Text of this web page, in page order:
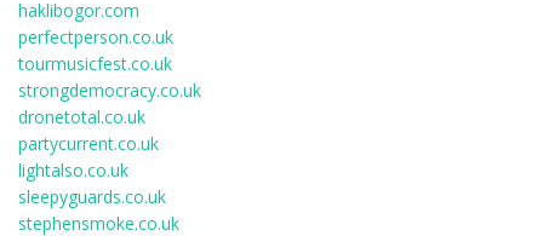
haklibogor.com
perfectperson.co.uk
tourmusicfest.co.uk
strongdemocracy.co.uk
dronetotal.co.uk
partycurrent.co.uk
lightalso.co.uk
sleepyguards.co.uk
stephensmoke.co.uk